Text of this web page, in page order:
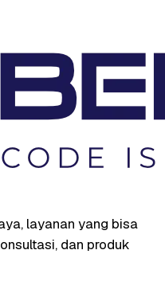
layanan yang bisa
dan produk